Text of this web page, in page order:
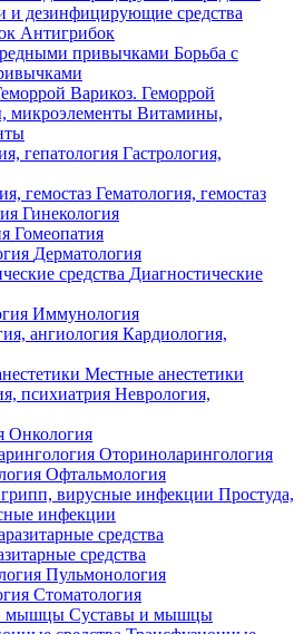
и дезинфицирующие средства
Антигрибок
Борьба с
Варикоз. Геморрой
Витамины,
Гастрология,
Гематология, гемостаз
Гинекология
Гомеопатия
Дерматология
Диагностические
Иммунология
Кардиология,
Местные анестетики
Неврология,
Онкология
Оториноларингология
Офтальмология
Простуда,
инфекции
средства
Пульмонология
Стоматология
Суставы и мышцы